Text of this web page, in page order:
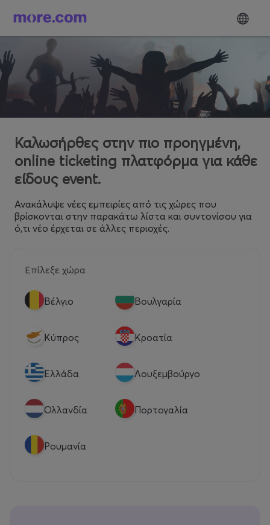
Καλωσήρθες στην πιο προηγμένη,
online ticketing πλατφόρμα για κάθε
είδους event.
Ανακάλυψε νέες εμπειρίες από τις χώρες που
βρίσκονται στην παρακάτω λίστα και συντονίσου για
ό,τι νέο έρχεται σε άλλες περιοχές.
Επίλεξε χώρα
Βέλγιο Βουλγαρία
Κύπρος Κροατία
Eλλάδα Λουξεμβούργο
Ολλανδία Πορτογαλία
Ρουμανία